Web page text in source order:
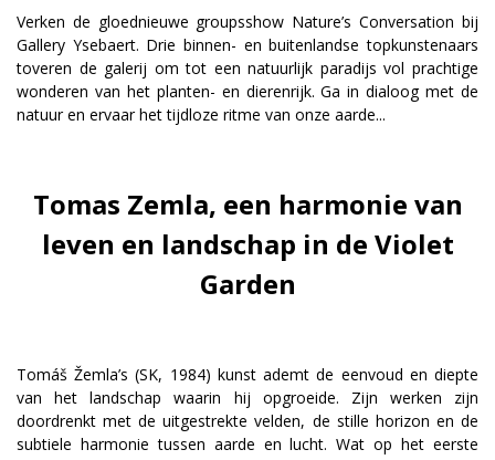
Verken de gloednieuwe groupsshow Nature’s Conversation bij
Gallery Ysebaert. Drie binnen- en buitenlandse topkunstenaars
toveren de galerij om tot een natuurlijk paradijs vol prachtige
wonderen van het planten- en dierenrijk. Ga in dialoog met de
natuur en ervaar het tijdloze ritme van onze aarde...
Tomas Zemla, een harmonie van
leven en landschap in de Violet
Garden
Tomáš Žemla’s (SK, 1984) kunst ademt de eenvoud en diepte
van het landschap waarin hij opgroeide. Zijn werken zijn
doordrenkt met de uitgestrekte velden, de stille horizon en de
subtiele harmonie tussen aarde en lucht. Wat op het eerste